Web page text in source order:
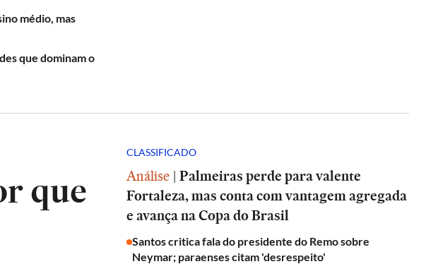
médio, mas
que dominam o
que
CLASSIFICADO
Análise | Palmeiras perde para valente
Fortaleza, mas conta com vantagem agregada
e avança na Copa do Brasil
Santos critica fala do presidente do Remo sobre
Neymar; paraenses citam 'desrespeito'